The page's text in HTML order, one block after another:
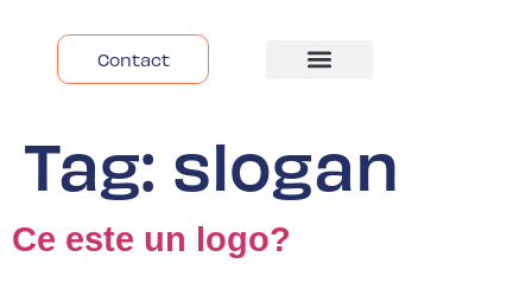
Contact
Tag: slogan
Ce este un logo?